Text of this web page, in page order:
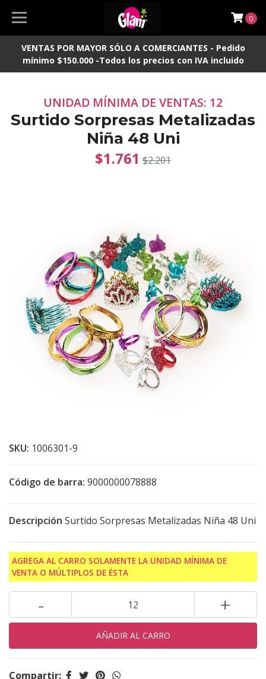
VENTAS POR MAYOR SÓLO A COMERCIANTES - Pedido
mínimo $150.000 -Todos los precios con IVA incluido
0
UNIDAD MÍNIMA DE VENTAS: 12
Surtido Sorpresas Metalizadas
Niña 48 Uni
$1.761 $2.201
SKU: 1006301-9
Código de barra: 9000000078888
Descripción Surtido Sorpresas Metalizadas Niña 48 Uni
AGREGA AL CARRO SOLAMENTE LA UNIDAD MÍNIMA DE
VENTA O MÚLTIPLOS DE ÉSTA
+
-
Compartir: